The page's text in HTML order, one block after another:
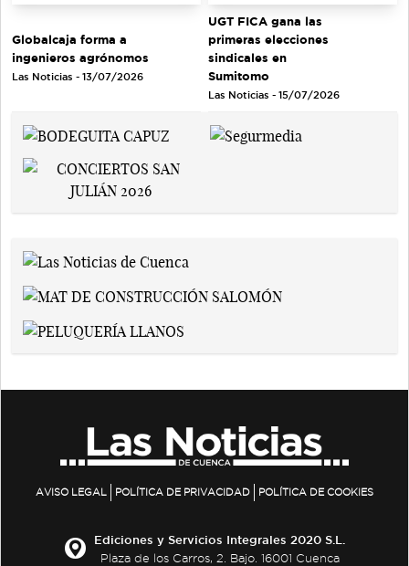
Globalcaja forma a
ingenieros agrónomos
Las Noticias - 13/07/2026
UGT FICA gana las
primeras elecciones
sindicales en
Sumitomo
Las Noticias - 15/07/2026
AVISO LEGAL POLÍTICA DE PRIVACIDAD POLÍTICA DE COOKIES
Ediciones y Servicios Integrales 2020 S.L.
Plaza de los Carros, 2. Bajo. 16001 Cuenca